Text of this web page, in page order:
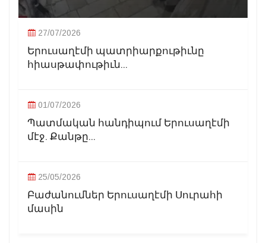
27/07/2026
Երուսաղէմի պատրիարքութիւնը
հիասթափութիւն...
01/07/2026
Պատմական հանդիպում Երուսաղէմի
մէջ. Քանթը...
25/05/2026
Բաժանումներ Երուսաղէմի Սուրահի
մասին